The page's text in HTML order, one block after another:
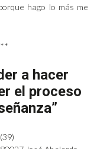
hago lo más me
a hacer
el proceso